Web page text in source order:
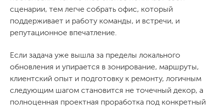
сценарии, тем легче собрать офис, который
поддерживает и работу команды, и встречи, и
репутационное впечатление.
Если задача уже вышла за пределы локального
обновления и упирается в зонирование, маршруты,
клиентский опыт и подготовку к ремонту, логичным
следующим шагом становится не точечный декор, а
полноценная проектная проработка под конкретный